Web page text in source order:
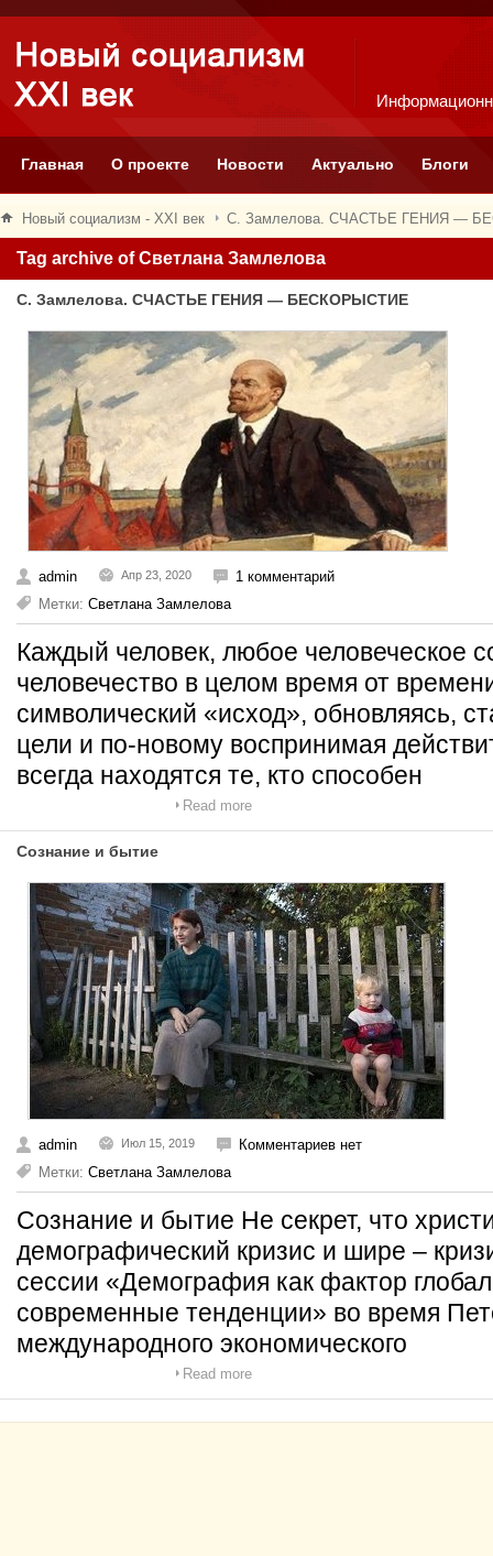
Главная О проекте Новости Актуально Блоги
Новый социализм - XXI век С. Замлелова. СЧАСТЬЕ ГЕНИЯ —
Tag archive of Светлана Замлелова
С. Замлелова. СЧАСТЬЕ ГЕНИЯ — БЕСКОРЫСТИЕ
admin Апр 23, 2020
1 комментарий
Метки: Светлана Замлелова
Каждый человек, любое человеческое
человечество в целом время от
символический «исход», обновляясь,
цели и по-новому воспринимая
всегда находятся те, кто способен
Read more
Сознание и бытие
admin Июл 15, 2019
Комментариев нет
Метки: Светлана Замлелова
Сознание и бытие Не секрет, что
демографический кризис и шире –
сессии «Демография как фактор
современные тенденции» во время
международного экономического
Read more